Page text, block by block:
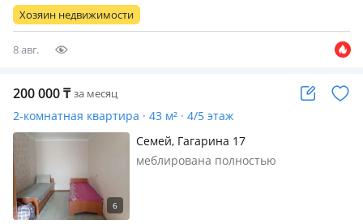
семейные, нешумные. входная дверь
бронированная. два балкона (о…
Хозяин недвижимости
8 авг.
200 000₸ за месяц
2-комнатная квартира · 43 м² · 4/5 этаж
Семей, Гагарина 17
меблирована полностью